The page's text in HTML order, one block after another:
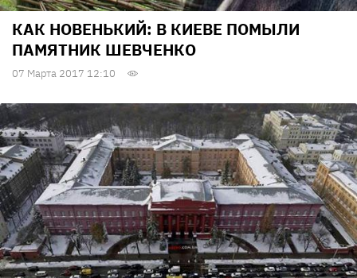
КАК НОВЕНЬКИЙ: В КИЕВЕ ПОМЫЛИ
ПАМЯТНИК ШЕВЧЕНКО
07 Марта 2017 12:10